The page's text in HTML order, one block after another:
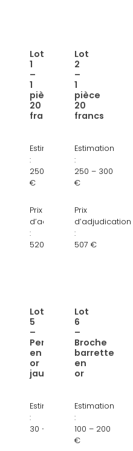
€
Lien
:
1
pièce
20
Napoléon
III
1854,
20
or
Lot
1
–
1
pièce
20
francs
Estimation
:
250 – 300
€
Prix
d’adjudication
:
520 €
Lien
:
20
francs
Napoléon
1868,
pièce
en
or
Lot
2
–
1
pièce
20
francs
Estimation
:
250 – 300
€
Prix
d’adjudication
:
507 €
300
Lien
:
Pendentif
escarpin
en
jaune
18
carats
Lot
5
–
Pendentif
en
or
jaune
Estimation
:
30 – 50 €
Lien
:
Broche
barrette
en
jaune
et
platine,
diamants
Lot
6
–
Broche
barrette
en
or
Estimation
:
100 – 200
€